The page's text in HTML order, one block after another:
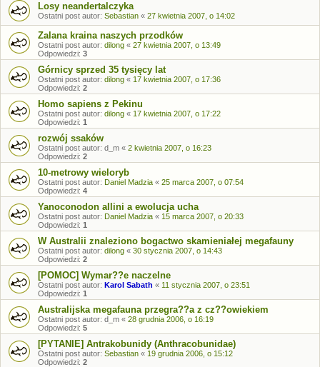
Losy neandertalczyka
Ostatni post autor: Sebastian « 27 kwietnia 2007, o 14:02
Zalana kraina naszych przodków
Ostatni post autor: dilong « 27 kwietnia 2007, o 13:49
Odpowiedzi: 3
Górnicy sprzed 35 tysięcy lat
Ostatni post autor: dilong « 17 kwietnia 2007, o 17:36
Odpowiedzi: 2
Homo sapiens z Pekinu
Ostatni post autor: dilong « 17 kwietnia 2007, o 17:22
Odpowiedzi: 1
rozwój ssaków
Ostatni post autor: d_m « 2 kwietnia 2007, o 16:23
Odpowiedzi: 2
10-metrowy wieloryb
Ostatni post autor: Daniel Madzia « 25 marca 2007, o 07:54
Odpowiedzi: 4
Yanoconodon allini a ewolucja ucha
Ostatni post autor: Daniel Madzia « 15 marca 2007, o 20:33
Odpowiedzi: 1
W Australii znaleziono bogactwo skamieniałej megafauny
Ostatni post autor: dilong « 30 stycznia 2007, o 14:43
Odpowiedzi: 2
[POMOC] Wymar??e naczelne
Ostatni post autor: Karol Sabath « 11 stycznia 2007, o 23:51
Odpowiedzi: 1
Australijska megafauna przegra??a z cz??owiekiem
Ostatni post autor: d_m « 28 grudnia 2006, o 16:19
Odpowiedzi: 5
[PYTANIE] Antrakobunidy (Anthracobunidae)
Ostatni post autor: Sebastian « 19 grudnia 2006, o 15:12
Odpowiedzi: 2